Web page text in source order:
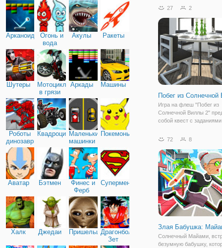
Арканоид
Огонь и
вода
Акулы Ракеты
Шутеры
Мотоциклы
в грязи
Аркады Машины
Роботы
динозавры
КвадроциклыМаленькие
машинки
Покемоны
Аватар Бэтмен
Финес и
Ферб
Супермен
Халк Джедаи ПришельцыДрагонболл
Зет
Пайнса. У него была
мошенничествам и
преступлениям.
скрывался от
27 2
Побег из
Игра на флеш "Побег из
Солнечной Виллы 2"
собой квест с заданиями
внимательность. Здесь,
предметами, находить
комнатах и
72 8
Злая Бабушка:
Солнечный Майами,
безумную бабушку,